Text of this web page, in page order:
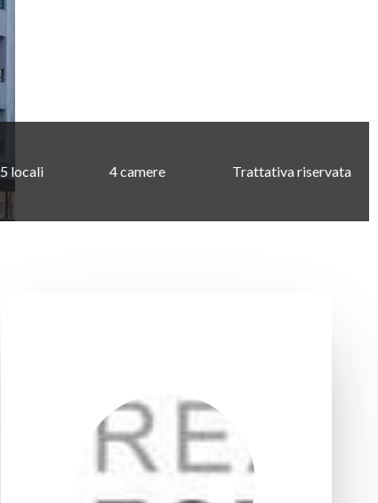
5 locali 4 camere Trattativa riservata